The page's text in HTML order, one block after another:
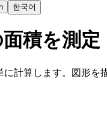
한국어
積を測定
計算します。図形